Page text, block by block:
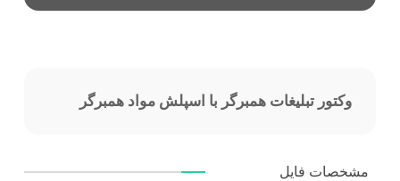
وکتور تبلیغات همبرگر با اسپلش مواد همبرگر
مشخصات فایل